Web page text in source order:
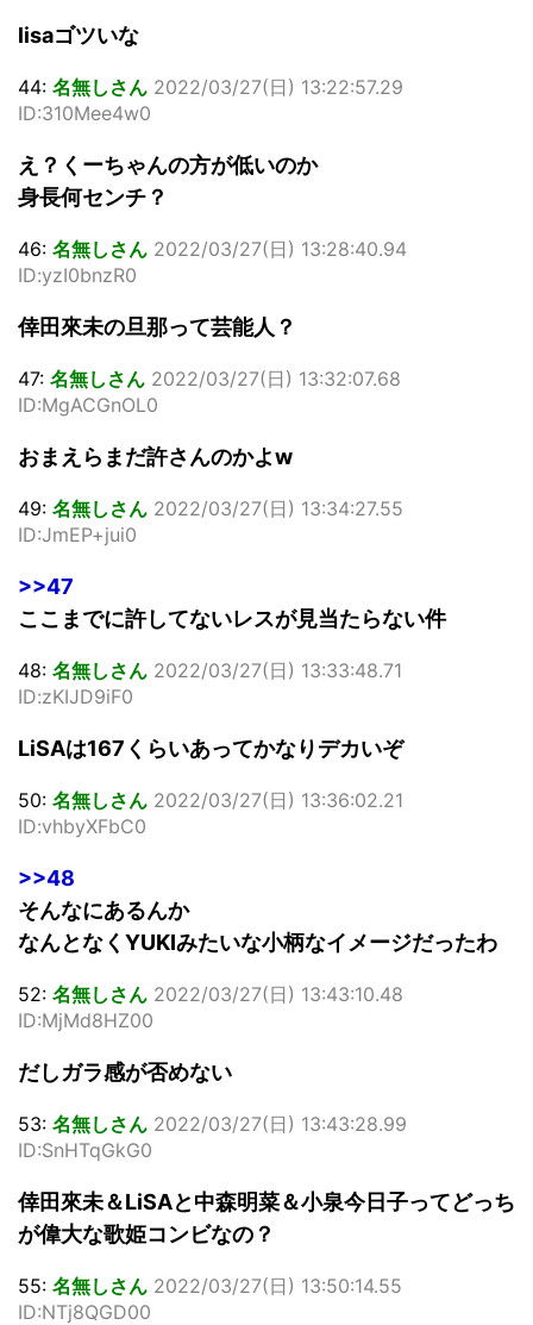
lisaゴツいな
44: 名無しさん 2022/03/27(日) 13:22:57.29
ID:310Mee4w0
え？くーちゃんの方が低いのか
身長何センチ？
46: 名無しさん 2022/03/27(日) 13:28:40.94
ID:yzI0bnzR0
倖田來未の旦那って芸能人？
47: 名無しさん 2022/03/27(日) 13:32:07.68
ID:MgACGnOL0
おまえらまだ許さんのかよw
49: 名無しさん 2022/03/27(日) 13:34:27.55
ID:JmEP+jui0
>>47
ここまでに許してないレスが見当たらない件
48: 名無しさん 2022/03/27(日) 13:33:48.71
ID:zKIJD9iF0
LiSAは167くらいあってかなりデカいぞ
50: 名無しさん 2022/03/27(日) 13:36:02.21
ID:vhbyXFbC0
>>48
そんなにあるんか
なんとなくYUKIみたいな小柄なイメージだったわ
52: 名無しさん 2022/03/27(日) 13:43:10.48
ID:MjMd8HZ00
だしガラ感が否めない
53: 名無しさん 2022/03/27(日) 13:43:28.99
ID:SnHTqGkG0
倖田來未＆LiSAと中森明菜＆小泉今日子ってどっち
が偉大な歌姫コンビなの？
55: 名無しさん 2022/03/27(日) 13:50:14.55
ID:NTj8QGD00